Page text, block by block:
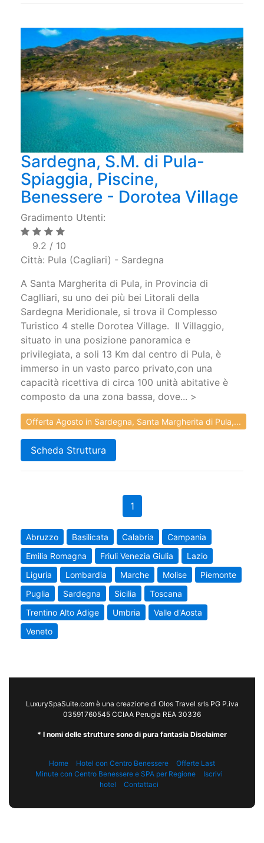
Sardegna, S.M. di Pula-
Spiaggia, Piscine,
Benessere - Dorotea Village
Gradimento Utenti:
9.2 / 10
Città: Pula (Cagliari) - Sardegna
A Santa Margherita di Pula, in Provincia di
Caglliari, su uno dei più bei Litorali della
Sardegna Meridionale, si trova il Complesso
Turistico 4 stelle Dorotea Village. Il Villaggio,
situato in una posizione panoramica e
privilegiata, a soli 13 Km dal centro di Pula, è
immerso in un vasto parco privato,con una
capacità ricettiva di circa 100 unità abitative è
composto da una zona bassa, dove... >
Offerta Agosto in Sardegna, Santa Margherita di Pula,...
Scheda Struttura
1
Abruzzo Basilicata Calabria
Campania
Emilia Romagna
Friuli Venezia Giulia
Lazio
Liguria
Lombardia Marche Molise
Piemonte
Puglia
Sardegna Sicilia
Toscana
Trentino Alto Adige
Umbria
Valle d'Aosta
Veneto
LuxurySpaSuite.com è una creazione di Olos Travel srls PG P.iva
03591760545 CCIAA Perugia REA 30336
* I nomi delle strutture sono di pura fantasia Disclaimer
Home Hotel con Centro Benessere
Offerte Last
Minute con Centro Benessere e SPA per Regione
Iscrivi
hotel
Contattaci